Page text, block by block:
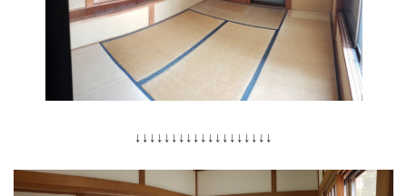
↓↓↓↓↓↓↓↓↓↓↓↓↓↓↓↓↓↓↓